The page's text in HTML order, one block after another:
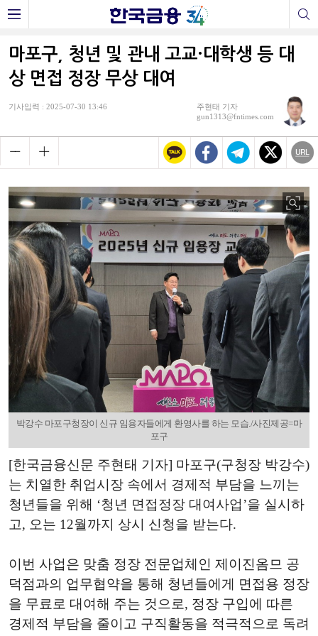
마포구, 청년 및 관내 고교·대학생 등 대
상 면접 정장 무상 대여
기사입력 : 2025-07-30 13:46
주현태 기자
gun1313@fntimes.com
박강수 마포구청장이 신규 임용자들에게 환영사를 하는 모습./사진제공=마
포구
[한국금융신문 주현태 기자] 마포구(구청장 박강수)
는 치열한 취업시장 속에서 경제적 부담을 느끼는
청년들을 위해 ‘청년 면접정장 대여사업’을 실시하
고, 오는 12월까지 상시 신청을 받는다.
이번 사업은 맞춤 정장 전문업체인 제이진옴므 공
덕점과의 업무협약을 통해 청년들에게 면접용 정장
을 무료로 대여해 주는 것으로, 정장 구입에 따른
경제적 부담을 줄이고 구직활동을 적극적으로 독려